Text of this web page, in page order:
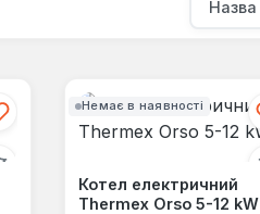
Немає в наявності
Котел електричний
Thermex Orso 5-12 kW